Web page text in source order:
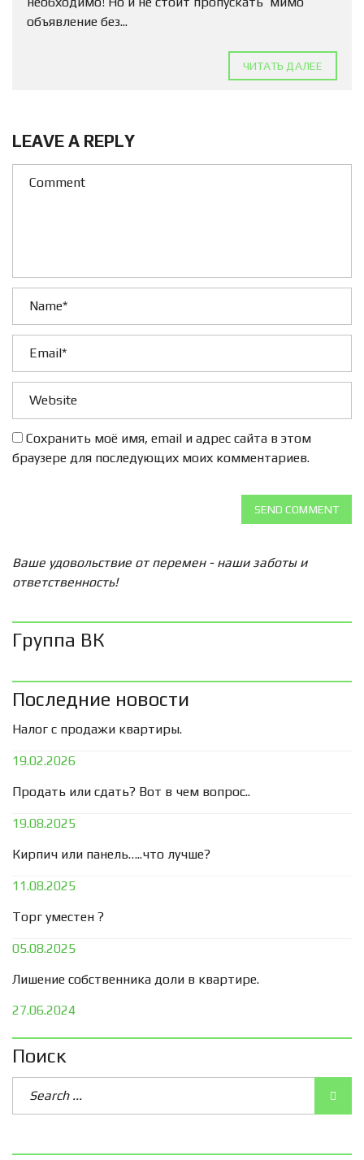
объявление без...
ЧИТАТЬ ДАЛЕЕ
LEAVE A REPLY
Сохранить моё имя, email и адрес сайта в этом
браузере для последующих моих комментариев.
SEND COMMENT
Ваше удовольствие от перемен - наши заботы и
ответственность!
Группа ВК
Последние новости
Налог с продажи квартиры.
19.02.2026
Продать или сдать? Вот в чем вопрос..
19.08.2025
Кирпич или панель…..что лучше?
11.08.2025
Торг уместен ?
05.08.2025
Лишение собственника доли в квартире.
27.06.2024
Поиск